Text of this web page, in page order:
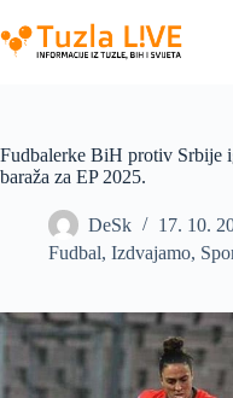
to
content
Fudbalerke BiH protiv Srbije
baraža za EP 2025.
DeSk
17. 10.
Fudbal, Izdvajamo,